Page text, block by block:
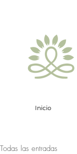
Inicio
Todas las entradas